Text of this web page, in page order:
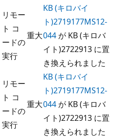
リモー
ト コ
ードの
実行
重大
KB (キロバイ
ト)2719177MS12-
044 が KB (キロバ
イト)2722913 に置
き換えられました
リモー
ト コ
ードの
実行
重大
KB (キロバイ
ト)2719177MS12-
044 が KB (キロバ
イト)2722913 に置
き換えられました